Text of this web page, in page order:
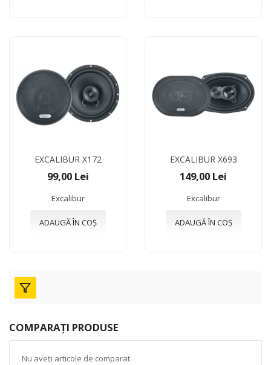
EXCALIBUR X172
99,00 Lei
Excalibur
ADAUGĂ ÎN COȘ
EXCALIBUR X693
149,00 Lei
Excalibur
ADAUGĂ ÎN COȘ
COMPARAȚI PRODUSE
Nu aveți articole de comparat.